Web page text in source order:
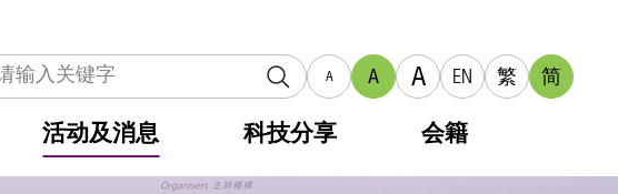
A A A EN 繁 简
活动及消息 科技分享 会籍